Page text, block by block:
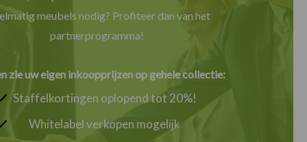
meubels nodig? Profiteer dan van het
partnerprogramma!
zie uw eigen inkoopprijzen op gehele collectie:
Staffelkortingen oplopend tot 20%!
Whitelabel verkopen mogelijk